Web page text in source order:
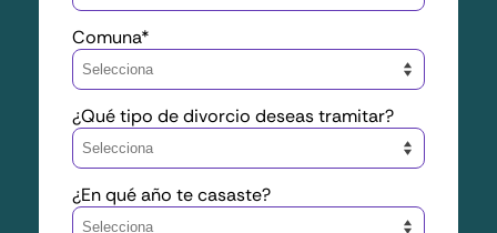
Comuna*
¿Qué tipo de divorcio deseas tramitar?
¿En qué año te casaste?